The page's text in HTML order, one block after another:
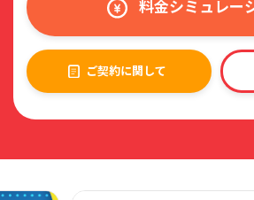
料金シミュレー
ご契約に関して